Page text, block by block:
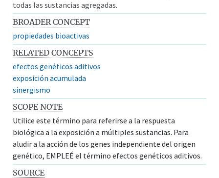
todas las sustancias agregadas.
BROADER CONCEPT
propiedades bioactivas
RELATED CONCEPTS
efectos genéticos aditivos
exposición acumulada
sinergismo
SCOPE NOTE
Utilice este término para referirse a la respuesta
biológica a la exposición a múltiples sustancias. Para
aludir a la acción de los genes independiente del origen
genético, EMPLEÉ el término efectos genéticos aditivos.
SOURCE